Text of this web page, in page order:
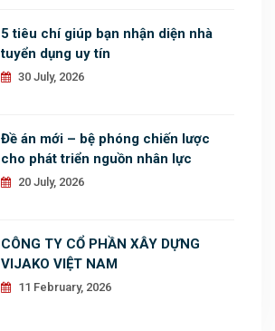
5 tiêu chí giúp bạn nhận diện nhà
tuyển dụng uy tín
30 July, 2026
Đề án mới – bệ phóng chiến lược
cho phát triển nguồn nhân lực
20 July, 2026
CÔNG TY CỔ PHẦN XÂY DỰNG
VIJAKO VIỆT NAM
11 February, 2026